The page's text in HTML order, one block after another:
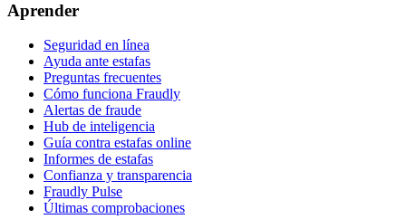
Aprender
Seguridad en línea
Ayuda ante estafas
Preguntas frecuentes
Cómo funciona Fraudly
Alertas de fraude
Hub de inteligencia
Guía contra estafas online
Informes de estafas
Confianza y transparencia
Fraudly Pulse
Últimas comprobaciones